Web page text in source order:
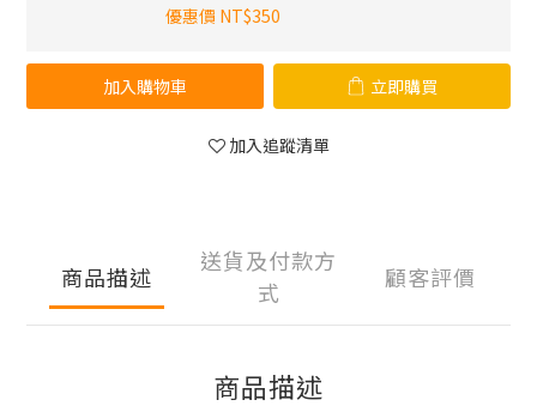
優惠價 NT$350
加入購物車 立即購買
加入追蹤清單
商品描述
送貨及付款方
式
顧客評價
商品描述